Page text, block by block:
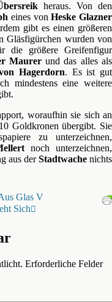
heraus. Von den
eines vonHeske Glazner
gibt es einen größeren
Gläsfigürchen wurden von
die größere Greifenfigur
Maurerund das alles als
Hagerdorn. Es ist gut
mindestens eine weitere
woraufhin sie sich an
Goldkronen übergibt. Sie
zu unterzeichnen,
noch unterzeichnen,
aus derStadtwache nichts
Glas V
Sich
Erforderliche Felder